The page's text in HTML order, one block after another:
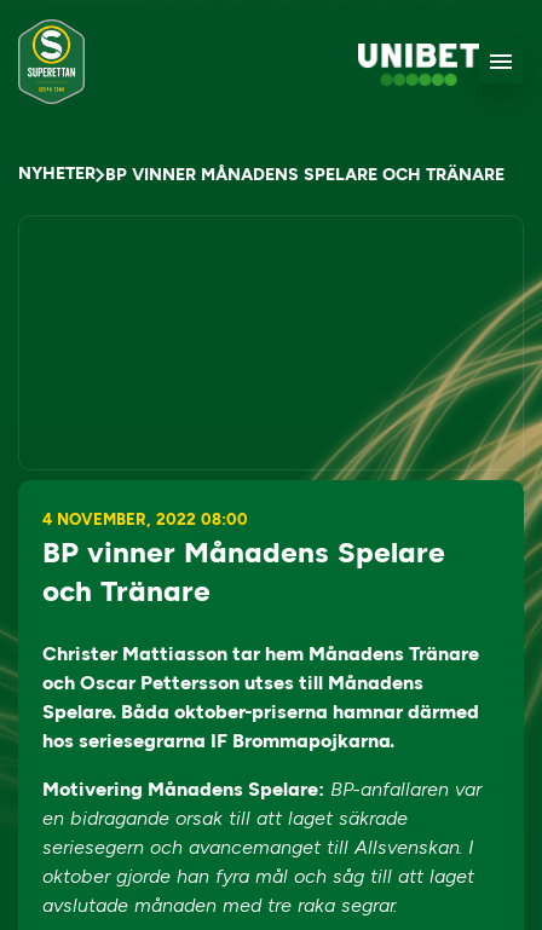
NYHETER BP VINNER MÅNADENS SPELARE OCH TRÄNARE
4 NOVEMBER, 2022 08:00
BP vinner Månadens Spelare
och Tränare
Christer Mattiasson tar hem Månadens Tränare
och Oscar Pettersson utses till Månadens
Spelare. Båda oktober-priserna hamnar därmed
hos seriesegrarna IF Brommapojkarna.
Motivering Månadens Spelare: BP-anfallaren var
en bidragande orsak till att laget säkrade
seriesegern och avancemanget till Allsvenskan. I
oktober gjorde han fyra mål och såg till att laget
avslutade månaden med tre raka segrar.